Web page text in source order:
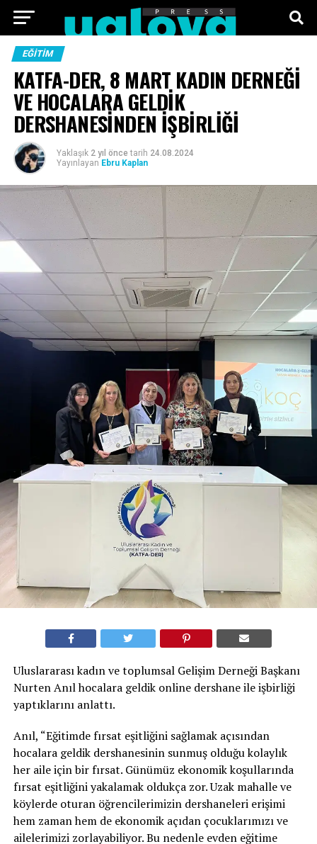
ANA SAYFA
TEKNOLOJI EKONOMI SPOR SIYASET
KÜNYE
EĞITIM
KATFA-DER, 8 MART KADIN DERNEĞİ
VE HOCALARA GELDİK
DERSHANESİNDEN İŞBİRLİĞİ
Yaklaşık 2 yıl önce tarih 24.08.2024
Yayınlayan Ebru Kaplan
Uluslararası kadın ve toplumsal Gelişim Derneği Başkanı
Nurten Anıl hocalara geldik online dershane ile işbirliği
yaptıklarını anlattı.
Anıl, “Eğitimde fırsat eşitliğini sağlamak açısından
hocalara geldik dershanesinin sunmuş olduğu kolaylık
her aile için bir fırsat. Günümüz ekonomik koşullarında
fırsat eşitliğini yakalamak oldukça zor. Uzak mahalle ve
köylerde oturan öğrencilerimizin dershaneleri erişimi
hem zaman hem de ekonomik açıdan çocuklarımızı ve
ailelerimizi zorlayabiliyor. Bu nedenle evden eğitime